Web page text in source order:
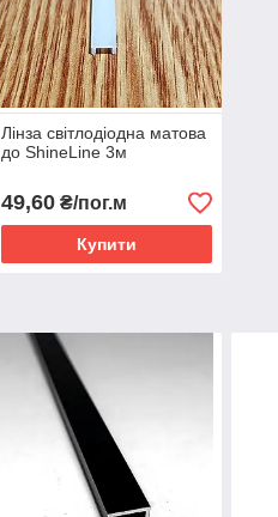
Лінза світлодіодна матова
до ShineLine 3м
49,60₴/пог.м
Купити